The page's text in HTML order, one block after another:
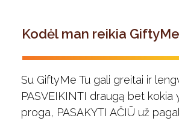
Kodėl man reikia
Su GiftyMe Tu gali greitai ir
PASVEIKINTI draugą bet kokia
proga, PASAKYTI AČIŪ už